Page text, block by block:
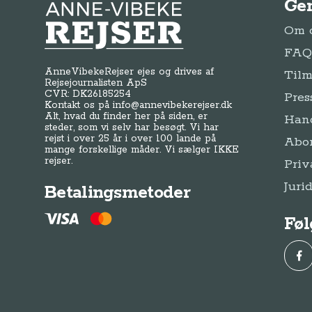
Anne-Vibeke Rejser
AnneVibekeRejser ejes og drives af
Rejsejournalisten ApS
CVR: DK26185254
Kontakt os påinfo@annevibekerejser.dk
Alt, hvad du finder her på siden, er
steder, som vi selv har besøgt. Vi har
rejst i over 25 år i over 100 lande på
mange forskellige måder. Vi sælger IKKE
rejser.
Betalingsmetoder
Om